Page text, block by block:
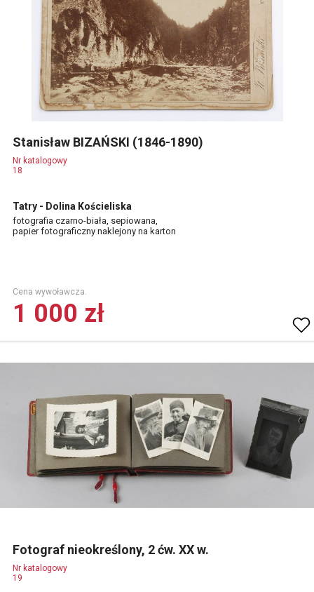
Stanisław BIZAŃSKI (1846-1890)
Nr katalogowy
18
Tatry - Dolina Kościeliska
fotografia czarno-biała, sepiowana,
papier fotograficzny naklejony na karton
Cena wywoławcza.
1 000 zł
Fotograf nieokreślony, 2 ćw. XX w.
Nr katalogowy
19